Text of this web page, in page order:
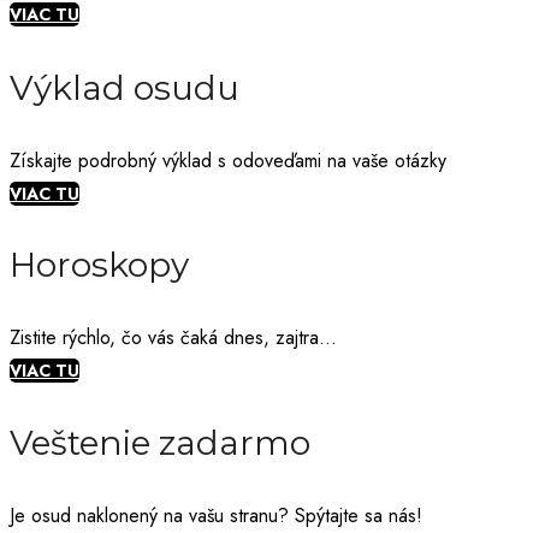
VIAC TU
Výklad osudu
Získajte podrobný výklad s odoveďami na vaše otázky
VIAC TU
Horoskopy
Zistite rýchlo, čo vás čaká dnes, zajtra...
VIAC TU
Veštenie zadarmo
Je osud naklonený na vašu stranu? Spýtajte sa nás!